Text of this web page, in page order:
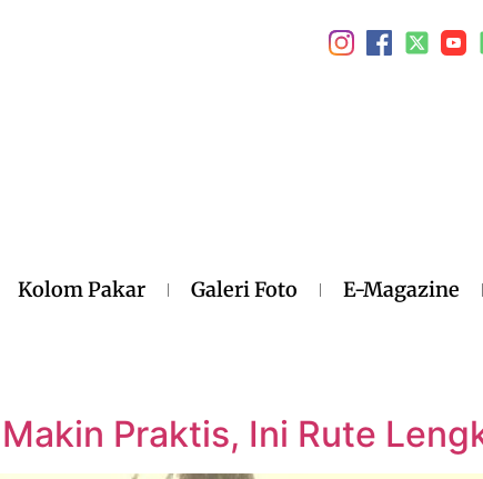
Kolom Pakar Galeri Foto E-Magazine
Praktis, Ini Rute